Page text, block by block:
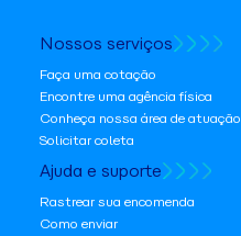
Nossos serviços
Faça uma cotação
Encontre uma agência física
Conheça nossa área de atuação
Solicitar coleta
Ajuda e suporte
Rastrear sua encomenda
Como enviar